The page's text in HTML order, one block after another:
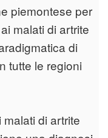
piemontese per
malati di artrite
di
tutte le regioni
di artrite